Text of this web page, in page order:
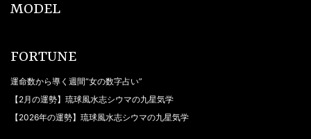
MODEL
FORTUNE
運命数から導く週間“女の数字占い”
【2月の運勢】琉球風水志シウマの九星気学
【2026年の運勢】琉球風水志シウマの九星気学